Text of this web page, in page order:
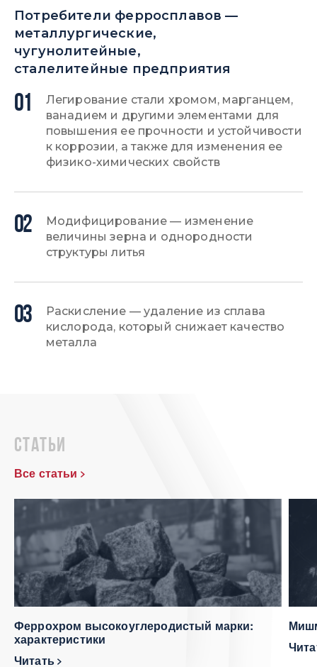
Потребители ферросплавов —
металлургические,
чугунолитейные,
сталелитейные предприятия
01
Легирование стали хромом, марганцем,
ванадием и другими элементами для
повышения ее прочности и устойчивости
к коррозии, а также для изменения ее
физико-химических свойств
02
Модифицирование — изменение
величины зерна и однородности
структуры литья
03
Раскисление — удаление из сплава
кислорода, который снижает качество
металла
статьи
Все статьи
Феррохром высокоуглеродистый марки:
характеристики
Читать